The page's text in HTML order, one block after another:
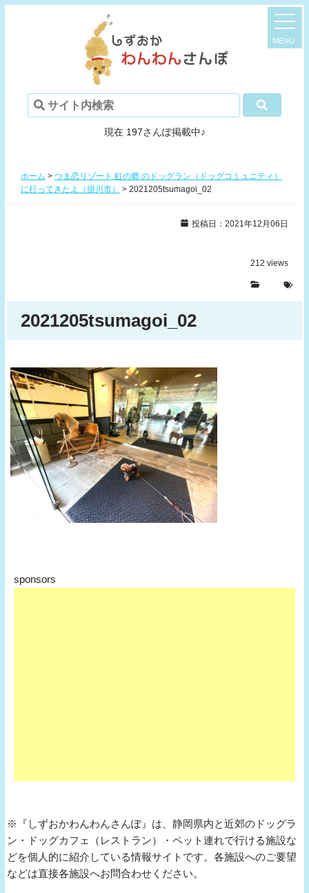
現在 197さんぽ掲載中♪
ホーム > つま恋リゾート 虹の郷 のドッグラン（ドッグコミュニティ）
に行ってきたよ（掛川市）
> 2021205tsumagoi_02
投稿日：2021年12月06日
212 views
2021205tsumagoi_02
sponsors
※『しずおかわんわんさんぽ』は、静岡県内と近郊のドッグラ
ン・ドッグカフェ（レストラン）・ペット連れで行ける施設な
どを個人的に紹介している情報サイトです。各施設へのご要望
などは直接各施設へお問合わせください。